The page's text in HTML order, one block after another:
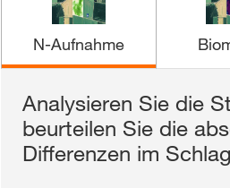
N-Aufnahme
Analysieren Sie die
beurteilen Sie die
Differenzen im
Nutzen Sie das volle
und erkennen Sie
Wachstumszyklus.
Setzen Sie auf die
und erkennen Sie
schon in frühen
Nutzen Sie
Orientierung und
Überblick über Ihre